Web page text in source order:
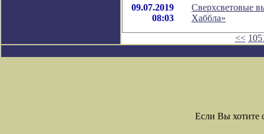
09.07.2019
08:03
Сверхсветовые
Хаббла»
<<
Если Вы хотите